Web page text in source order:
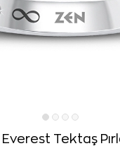
Tektaş